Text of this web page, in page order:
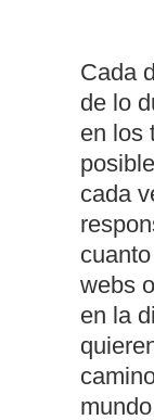
Cada
de lo
en los
cada
webs
en la